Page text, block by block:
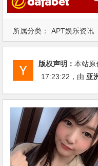
所属分类： APT娱乐资讯
版权声明：本站原
17:23:22 ，由 亚